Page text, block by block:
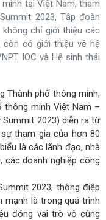
tại Việt Nam, tham
2023, Tập đoàn
chỉ giới thiệu các
còn có giới thiệu về hệ
IOC và Hệ sinh thái
Thành phố thông minh,
thông minh Việt Nam –
2023) diễn ra từ
tham gia của hơn 80
là các lãnh đạo, nhà
các doanh nghiệp công
2023, thông điệp
mạnh là trong quá trình
đóng vai trò vô cùng